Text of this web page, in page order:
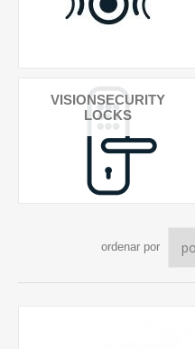
VISIONSECURITY
LOCKS
ordenar por